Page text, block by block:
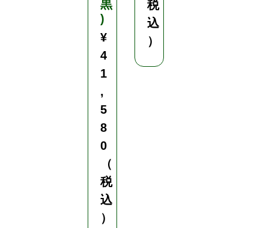
黒
)
¥
4
1
,
5
8
0
（
税
込
）
税
込
）